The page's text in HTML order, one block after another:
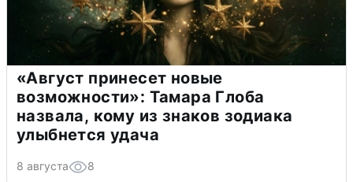
«Август принесет новые
возможности»: Тамара Глоба
назвала, кому из знаков зодиака
улыбнется удача
8 августа 8